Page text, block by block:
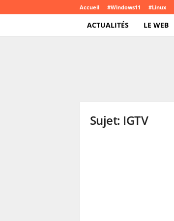
Accueil #Windows11 #Linux
ACTUALITÉS LE WEB
Sujet: IGTV